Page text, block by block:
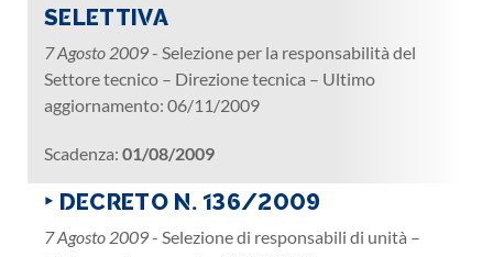
SELETTIVA
7 Agosto 2009- Selezione per la responsabilità del
Settore tecnico – Direzione tecnica – Ultimo
aggiornamento: 06/11/2009
Scadenza: 01/08/2009
‣ DECRETO N. 136/2009
7 Agosto 2009- Selezione di responsabili di unità –